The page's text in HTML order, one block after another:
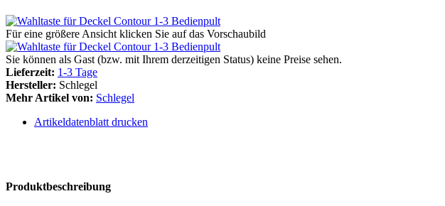
Für eine größere Ansicht klicken Sie auf das Vorschaubild
Sie können als Gast (bzw. mit Ihrem derzeitigen Status) keine Preise sehen.
Lieferzeit: 1-3 Tage
Hersteller: Schlegel
Mehr Artikel von: Schlegel
Artikeldatenblatt drucken
Produktbeschreibung